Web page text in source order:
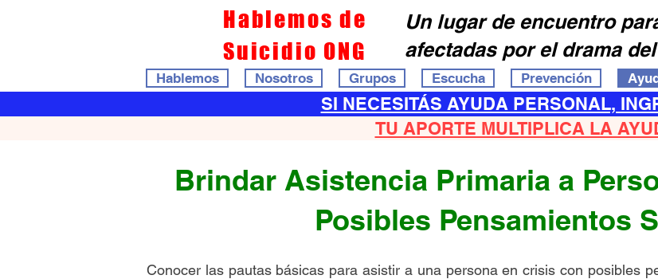
Hablemos de
Suicidio ONG
Un lugar de encuentro
afectadas por el drama
Hablemos Nosotros Grupos Escucha Prevención
SI NECESITÁS AYUDA PERSONAL,
TU APORTE MULTIPLICA LA
Brindar Asistencia Primaria a
Posibles Pensamientos
Conocer las pautas básicas para asistir a una persona en crisis con posibles